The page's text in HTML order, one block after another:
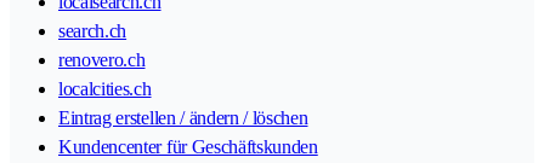
search.ch
renovero.ch
localcities.ch
Eintrag erstellen / ändern / löschen
Kundencenter für Geschäftskunden